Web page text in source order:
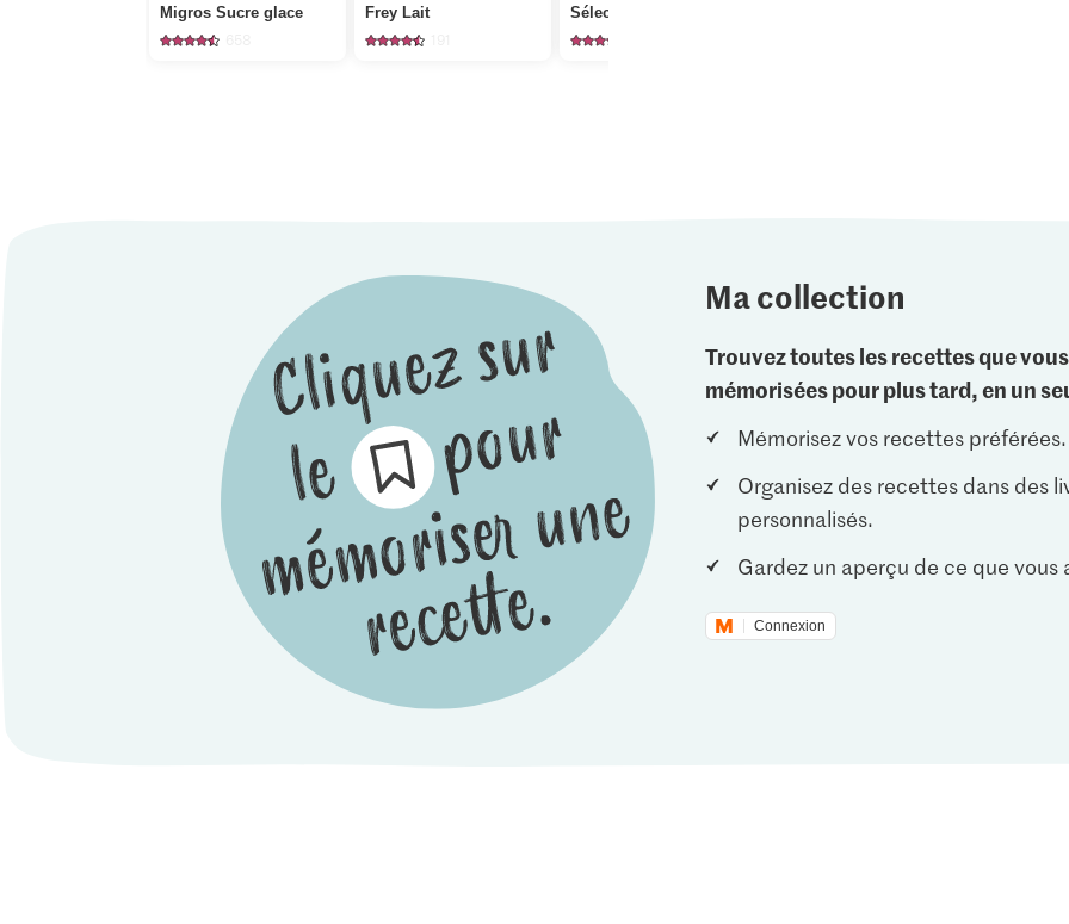
Migros Sucre glace Frey Lait Sélection Fleur de sel
Ma collection
Trouvez toutes les recettes que
mémorisées pour plus tard, en un
Mémorisez vos recettes préférées.
Organisez des recettes dans des
personnalisés.
Gardez un aperçu de ce que vous
Connexion